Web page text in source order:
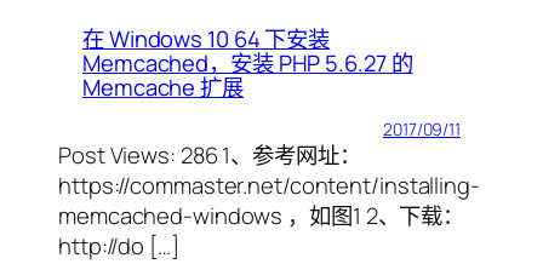
在 Windows 10 64 下安装
Memcached，安装 PHP 5.6.27 的
Memcache 扩展
2017/09/11
Post Views: 286 1、参考网址：
https://commaster.net/content/installing-
memcached-windows ，如图1 2、下载：
http://do […]